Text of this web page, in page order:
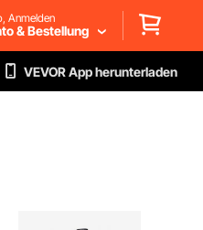
Anmelden
& Bestellung
VEVOR App herunterladen